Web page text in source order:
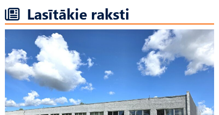
Lasītākie raksti